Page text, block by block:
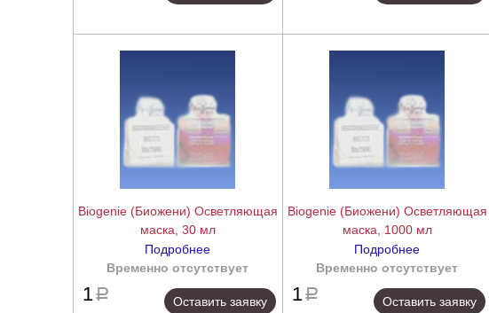
Biogenie (Биожени) Осветляющая
маска, 30 мл
подробнее
Подробнее
Временно отсутствует
1 a
Оставить заявку
Biogenie (Биожени) Осветляющая
маска, 1000 мл
подробнее
Подробнее
Временно отсутствует
1 a
Оставить заявку